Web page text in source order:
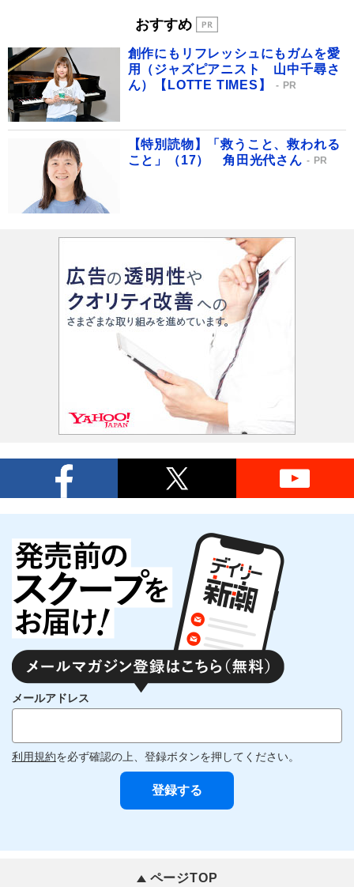
おすすめ
創作にもリフレッシュにもガムを愛
用（ジャズピアニスト 山中千尋さ
ん）【LOTTE TIMES】
PR
【特別読物】「救うこと、救われる
こと」（17） 角田光代さん
PR
メールアドレス
利用規約を必ず確認の上、登録ボタンを押してください。
ページTOP